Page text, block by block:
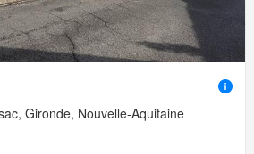
Gironde, Nouvelle-Aquitaine